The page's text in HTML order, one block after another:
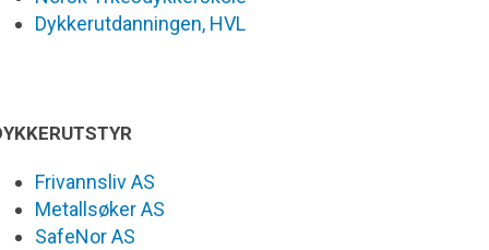
Dykkerutdanningen, HVL
Frivannsliv AS
Metallsøker AS
SafeNor AS